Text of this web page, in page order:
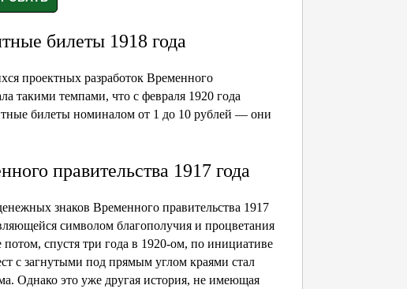
билеты 1918 года
проектных разработок Временного
такими темпами, что с февраля 1920 года
билеты номиналом от 1 до 10 рублей — они
правительства 1917 года
знаков Временного правительства 1917
символом благополучия и процветания
спустя три года в 1920-ом, по инициативе
с загнутыми под прямым углом краями стал
Однако это уже другая история, не имеющая